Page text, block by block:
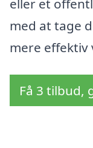
med at tage
mere effektiv
Få 3 tilbud,